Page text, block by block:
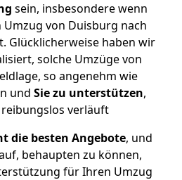
sein, insbesondere wenn
von Duisburg nach
Glücklicherweise haben wir
solche Umzüge von
so angenehm wie
und Sie zu unterstützen,
verläuft
die besten Angebote, und
behaupten zu können,
für Ihren Umzug